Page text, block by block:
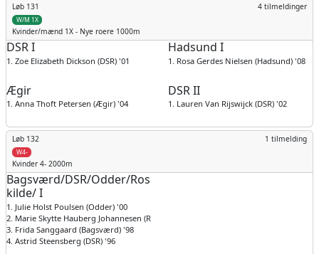
Løb 131 4 tilmeldinger
W/M 1X
Kvinder/mænd 1X - Nye roere 1000m
DSR I
1. Zoe Elizabeth Dickson (DSR) '01
Hadsund I
1. Rosa Gerdes Nielsen (Hadsund) '08
Ægir
1. Anna Thoft Petersen (Ægir) '04
DSR II
1. Lauren Van Rijswijck (DSR) '02
Løb 132 1 tilmelding
W4-
Kvinder 4- 2000m
Bagsværd/DSR/Odder/Ros
kilde/ I
1. Julie Holst Poulsen (Odder) '00
2. Marie Skytte Hauberg Johannesen (Roskilde) '97
3. Frida Sanggaard (Bagsværd) '98
4. Astrid Steensberg (DSR) '96